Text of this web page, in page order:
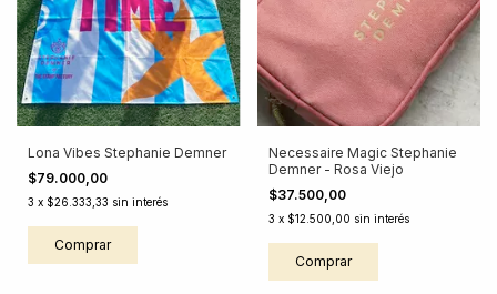
Lona Vibes Stephanie Demner
$79.000,00
3 x $26.333,33 sin interés
Comprar
Necessaire Magic Stephanie
Demner - Rosa Viejo
$37.500,00
3 x $12.500,00 sin interés
Comprar